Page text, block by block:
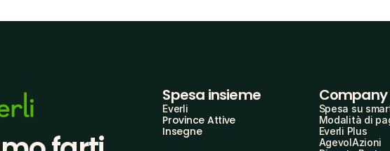
Spesa insieme
Everli
Province Attive
Insegne
Company
Spesa su
Modalità di
Everli Plus
AgevolAzioni